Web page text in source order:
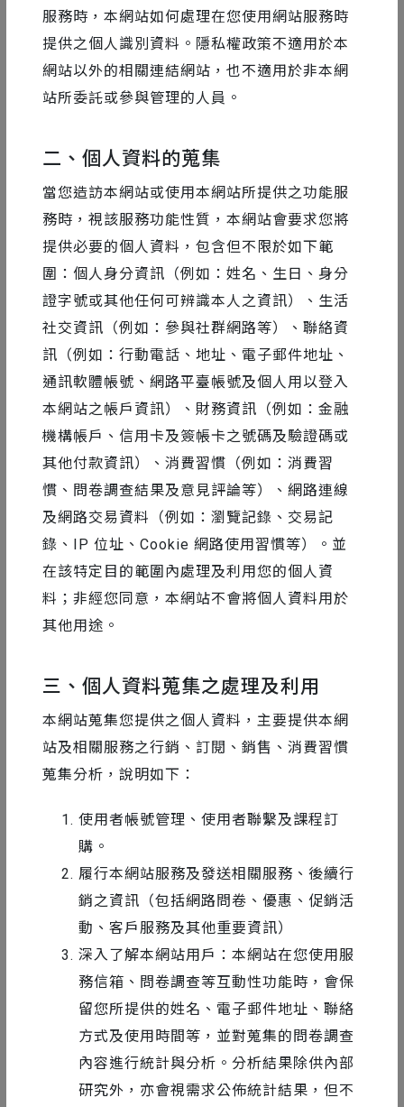
服務時，本網站如何處理在您使用網站服務時
提供之個人識別資料。隱私權政策不適用於本
網站以外的相關連結網站，也不適用於非本網
站所委託或參與管理的人員。
二、個人資料的蒐集
當您造訪本網站或使用本網站所提供之功能服
務時，視該服務功能性質，本網站會要求您將
提供必要的個人資料，包含但不限於如下範
圍：個人身分資訊（例如：姓名、生日、身分
證字號或其他任何可辨識本人之資訊）、生活
社交資訊（例如：參與社群網路等）、聯絡資
訊（例如：行動電話、地址、電子郵件地址、
通訊軟體帳號、網路平臺帳號及個人用以登入
本網站之帳戶資訊）、財務資訊（例如：金融
機構帳戶、信用卡及簽帳卡之號碼及驗證碼或
其他付款資訊）、消費習慣（例如：消費習
慣、問卷調查結果及意見評論等）、網路連線
及網路交易資料（例如：瀏覽記錄、交易記
錄、IP 位址、Cookie 網路使用習慣等）。並
在該特定目的範圍內處理及利用您的個人資
料；非經您同意，本網站不會將個人資料用於
其他用途。
三、個人資料蒐集之處理及利用
本網站蒐集您提供之個人資料，主要提供本網
站及相關服務之行銷、訂閱、銷售、消費習慣
蒐集分析，說明如下：
使用者帳號管理、使用者聯繫及課程訂
購。
履行本網站服務及發送相關服務、後續行
銷之資訊（包括網路問卷、優惠、促銷活
動、客戶服務及其他重要資訊）
深入了解本網站用戶：本網站在您使用服
務信箱、問卷調查等互動性功能時，會保
留您所提供的姓名、電子郵件地址、聯絡
方式及使用時間等，並對蒐集的問卷調查
內容進行統計與分析。分析結果除供內部
研究外，亦會視需求公佈統計結果，但不
《翰林高中公民課本》
此作品是台灣的高中公民課本。我們與一個致力於
及翰林教科書出版社，聯手進行了這次的課本設計
目的為改造台灣的高中公民課本，使原有的課本變
得更美觀、且有效傳達資訊，並且創造顛覆市場的
我們導入了資訊設計在此課本改造計畫中，
繪製了大量的資訊圖表，讓複雜的學術知識變得容